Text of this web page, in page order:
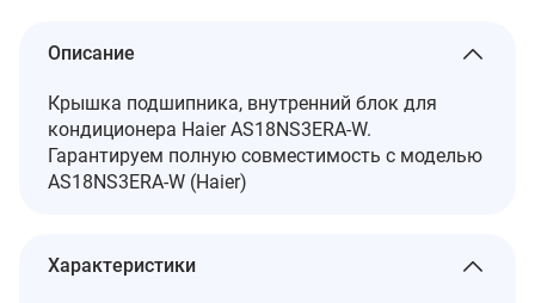
Описание
Крышка подшипника, внутренний блок для
кондиционера Haier AS18NS3ERA-W.
Гарантируем полную совместимость с моделью
AS18NS3ERA-W (Haier)
Характеристики